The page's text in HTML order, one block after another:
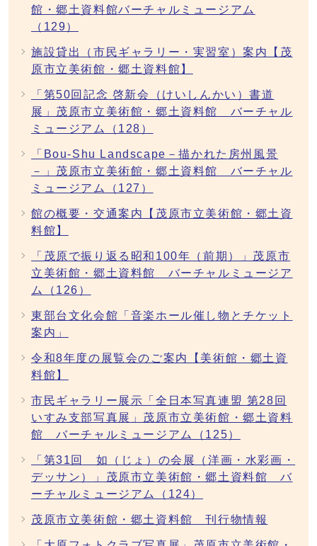
館・郷土資料館バーチャルミュージアム
（129）
施設貸出（市民ギャラリー・実習室）案内【茂
原市立美術館・郷土資料館】
「第50回記念 啓新会（けいしんかい）書道
展」茂原市立美術館・郷土資料館 バーチャル
ミュージアム（128）
「Bou-Shu Landscape－描かれた房州風景
－」茂原市立美術館・郷土資料館 バーチャル
ミュージアム（127）
館の概要・交通案内【茂原市立美術館・郷土資
料館】
「茂原で振り返る昭和100年（前期）」茂原市
立美術館・郷土資料館 バーチャルミュージア
ム（126）
東部台文化会館「音楽ホール催し物とチケット
案内」
令和8年度の展覧会のご案内【美術館・郷土資
料館】
市民ギャラリー展示「全日本写真連盟 第28回
いすみ支部写真展」茂原市立美術館・郷土資料
館 バーチャルミュージアム（125）
「第31回 如（じょ）の会展（洋画・水彩画・
デッサン）」茂原市立美術館・郷土資料館 バ
ーチャルミュージアム（124）
茂原市立美術館・郷土資料館 刊行物情報